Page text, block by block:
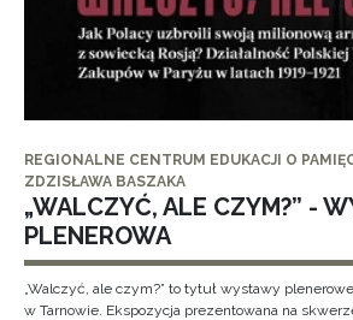
REGIONALNE CENTRUM EDUKACJI O
ZDZISŁAWA BASZAKA
„WALCZYĆ, ALE CZYM?” -
PLENEROWA
„Walczyć, ale czym?” to tytuł wystawy
w Tarnowie. Ekspozycja prezentowana na